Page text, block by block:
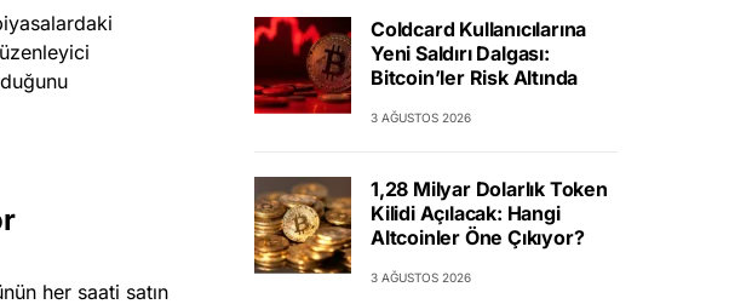
her saati satın
Coldcard Kullanıcılarına
Yeni Saldırı Dalgası:
Bitcoin’ler Risk Altında
3 AĞUSTOS 2026
1,28 Milyar Dolarlık Token
Kilidi Açılacak: Hangi
Altcoinler Öne Çıkıyor?
3 AĞUSTOS 2026